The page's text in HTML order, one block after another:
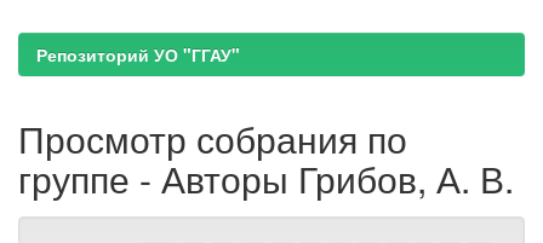
Репозиторий УО "ГГАУ"
Просмотр собрания по
группе - Авторы Грибов, А. В.